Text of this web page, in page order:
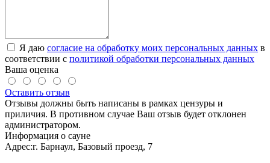
Я даю согласие на обработку моих персональных данных в
соответствии с политикой обработки персональных данных
Ваша оценка
Оставить отзыв
Отзывы должны быть написаны в рамках цензуры и
приличия. В противном случае Ваш отзыв будет отклонен
администратором.
Информация о сауне
Адрес:г. Барнаул, Базовый проезд, 7